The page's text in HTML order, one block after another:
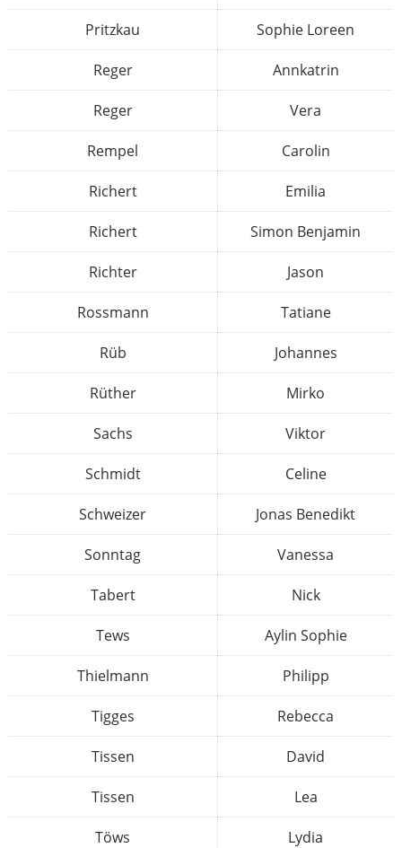
Pritzkau Sophie Loreen
Reger Annkatrin
Reger Vera
Rempel Carolin
Richert Emilia
Richert Simon Benjamin
Richter Jason
Rossmann Tatiane
Rüb Johannes
Rüther Mirko
Sachs Viktor
Schmidt Celine
Schweizer Jonas Benedikt
Sonntag Vanessa
Tabert Nick
Tews Aylin Sophie
Thielmann Philipp
Tigges Rebecca
Tissen David
Tissen Lea
Töws Lydia